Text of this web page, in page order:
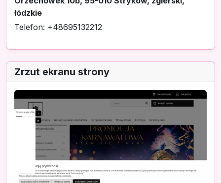
łódzkie
Telefon: +48695132212
Zrzut ekranu strony